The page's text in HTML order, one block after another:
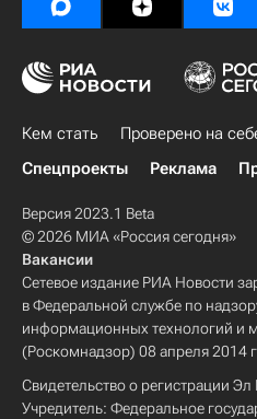
Кем стать Проверено на
Спецпроекты
Реклама
Версия 2023.1 Beta
© 2026 МИА «Россия сегодня»
Вакансии
Сетевое издание РИА Новости
в Федеральной службе по
информационных технологий и
(Роскомнадзор) 08 апреля 2014
Свидетельство о регистрации
Учредитель: Федеральное